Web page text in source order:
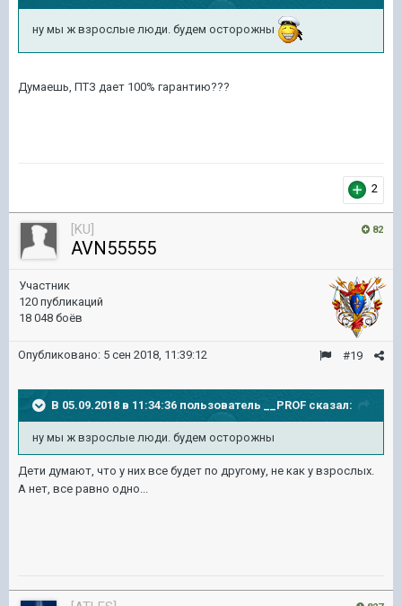
ну мы ж взрослые люди. будем осторожны
Думаешь, ПТЗ дает 100% гарантию???
2
82
[KU]
AVN55555
Участник
120 публикаций
18 048 боёв
#19
Опубликовано: 5 сен 2018, 11:39:12
В 05.09.2018 в 11:34:36 пользователь __PROF сказал:
ну мы ж взрослые люди. будем осторожны
Дети думают, что у них все будет по другому, не как у взрослых.
А нет, все равно одно...